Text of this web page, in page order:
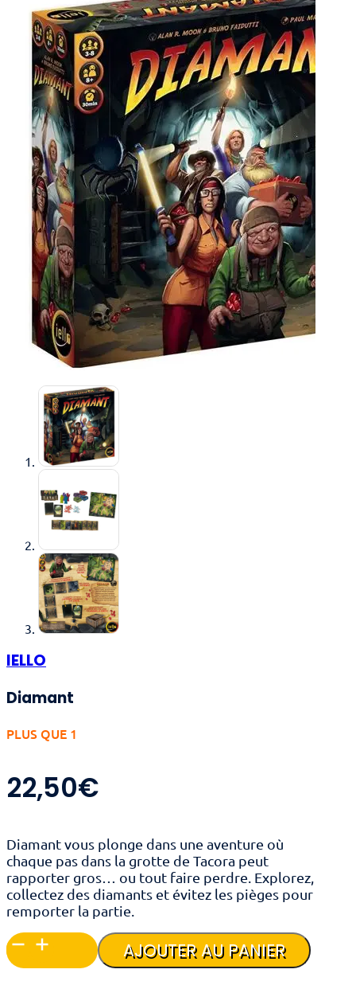
IELLO
Diamant
PLUS QUE 1
22,50€
Diamant vous plonge dans une aventure où
chaque pas dans la grotte de Tacora peut
rapporter gros… ou tout faire perdre. Explorez,
collectez des diamants et évitez les pièges pour
remporter la partie.
quantité
de
Diamant
AJOUTER AU PANIER